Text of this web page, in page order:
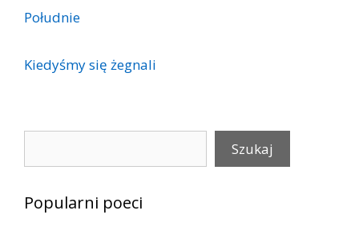
Południe
Kiedyśmy się żegnali
Szukaj
Popularni poeci